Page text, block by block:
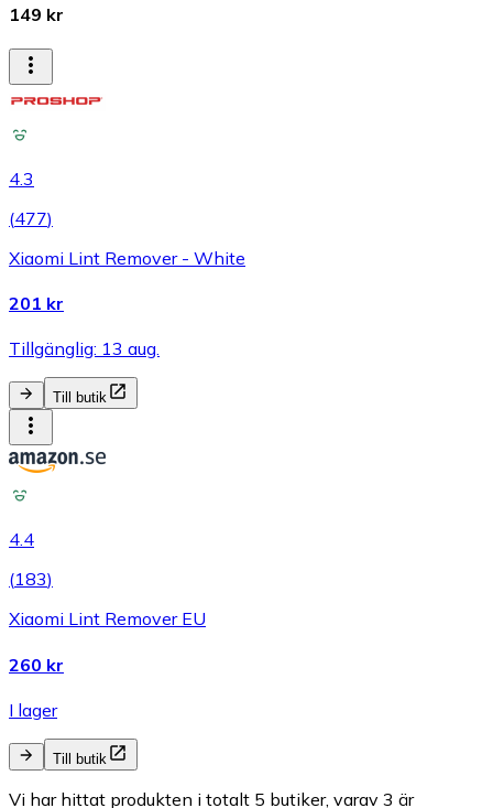
149 kr
4.3
(477)
Xiaomi Lint Remover - White
201 kr
Tillgänglig: 13 aug.
Till butik
4.4
(183)
Xiaomi Lint Remover EU
260 kr
I lager
Till butik
Vi har hittat produkten i totalt 5 butiker, varav 3 är